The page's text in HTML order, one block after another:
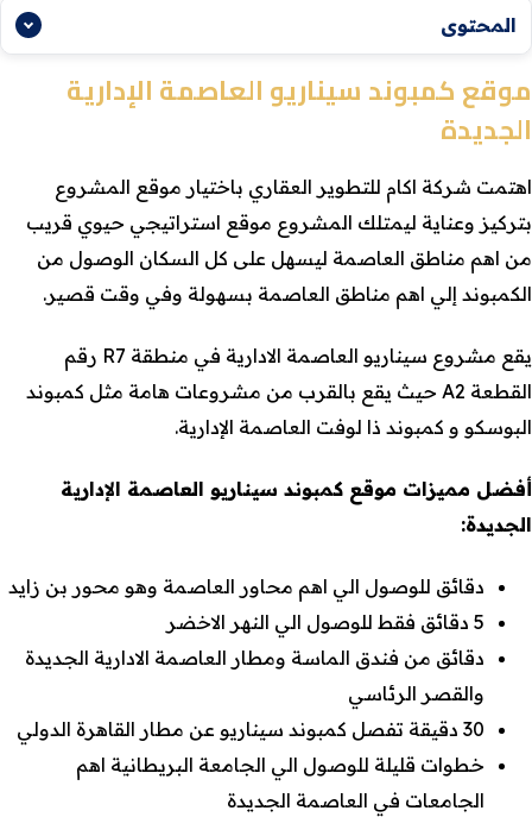
المحتوى
موقع كمبوند سيناريو العاصمة الإدارية
الجديدة
اهتمت شركة اكام للتطوير العقاري باختيار موقع المشروع
بتركيز وعناية ليمتلك المشروع موقع استراتيجي حيوي قريب
من اهم مناطق العاصمة ليسهل على كل السكان الوصول من
الكمبوند إلي اهم مناطق العاصمة بسهولة وفي وقت قصير.
يقع مشروع سيناريو العاصمة الادارية في منطقة R7 رقم
القطعة A2 حيث يقع بالقرب من مشروعات هامة مثل كمبوند
البوسكو و كمبوند ذا لوفت العاصمة الإدارية.
أفضل مميزات موقع كمبوند سيناريو العاصمة الإدارية
الجديدة:
دقائق للوصول الي اهم محاور العاصمة وهو محور بن زايد
5 دقائق فقط للوصول الي النهر الاخضر
دقائق من فندق الماسة ومطار العاصمة الادارية الجديدة
والقصر الرئاسي
30 دقيقة تفصل كمبوند سيناريو عن مطار القاهرة الدولي
خطوات قليلة للوصول الي الجامعة البريطانية اهم
الجامعات في العاصمة الجديدة